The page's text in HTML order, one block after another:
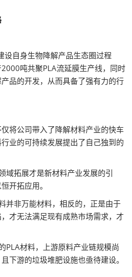
设自身生物降解产品生态圈过程
吨共聚PLA流延膜生产线，同时
品的开发，从而具备了强有力的行
将公司带入了降解材料产业的快车
业的可持续发展提出了自己独到的
域拓展才是新材料产业发展的引
开拓应用。
并非万能材料，相反的，正是由于
才无法满足现有成熟市场需求，才
PLA材料，上游原料产业链规模尚
下游的垃圾堆肥设施也亟待建设。